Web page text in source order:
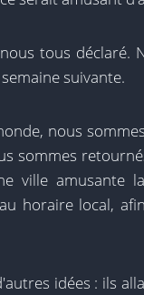
nous tous
suivante.
nous
sommes
ville amusante
horaire local,
idées : ils